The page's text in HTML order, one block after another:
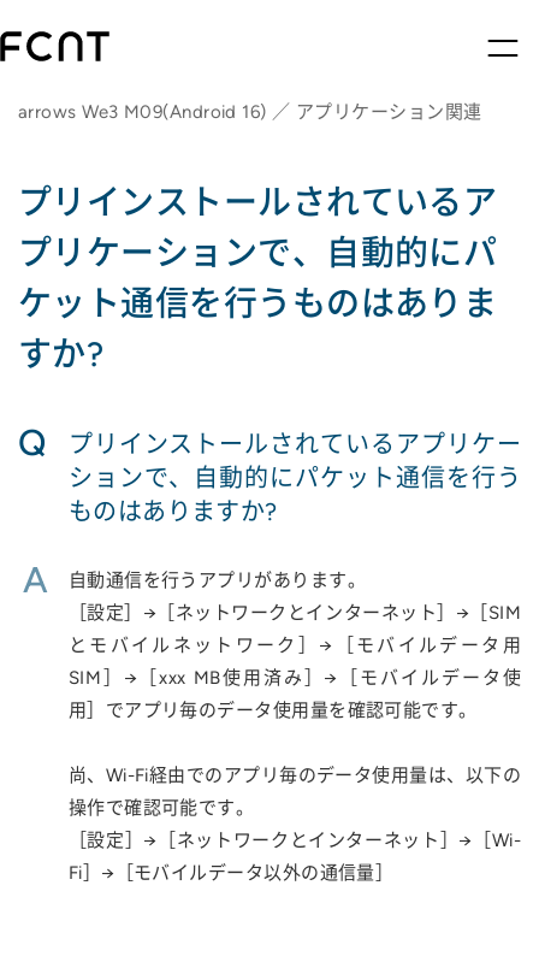
arrows We3 M09(Android 16) ／ アプリケーション関連
プリインストールされているア
プリケーションで、自動的にパ
ケット通信を行うものはありま
すか?
Q
プリインストールされているアプリケー
ションで、自動的にパケット通信を行う
ものはありますか?
A
自動通信を行うアプリがあります。
［設定］→［ネットワークとインターネット］→［SIM
とモバイルネットワーク］→［モバイルデータ用
SIM］→［xxx MB使用済み］→［モバイルデータ使
用］でアプリ毎のデータ使用量を確認可能です。
尚、Wi-Fi経由でのアプリ毎のデータ使用量は、以下の
操作で確認可能です。
［設定］→［ネットワークとインターネット］→［Wi-
Fi］→［モバイルデータ以外の通信量］